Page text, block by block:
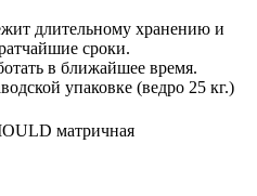
длительному хранению и
сроки.
в ближайшее время.
упаковке (ведро 25 кг.)
матричная